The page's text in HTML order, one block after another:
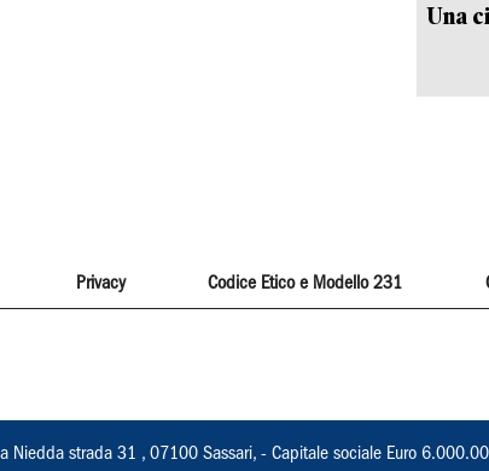
Una
Privacy Codice Etico e Modello 231
Niedda strada 31 , 07100 Sassari, - Capitale sociale Euro